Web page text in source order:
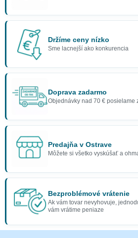
Držíme ceny nízko
Sme lacnejší ako konkurencia
Doprava zadarmo
Objednávky nad 70 € posielame
Predajňa v Ostrave
Môžete si všetko vyskúšať a
Bezproblémové vrátenie
Ak vám tovar nevyhovuje,
vám vrátime peniaze